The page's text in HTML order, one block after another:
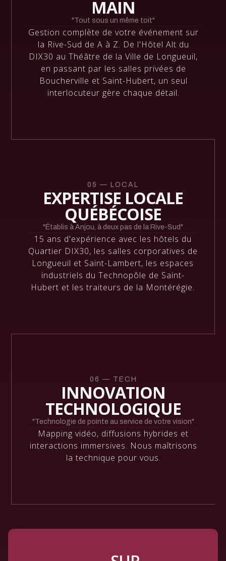
MAIN
"Tout sous un même toit"
Gestion complète de votre événement sur
la Rive-Sud de A à Z. De l'Hôtel Alt du
DIX30 au Théâtre de la Ville de Longueuil,
en passant par les salles privées de
Boucherville et Saint-Hubert, un seul
interlocuteur gère chaque détail.
05 — LOCAL
EXPERTISE LOCALE
QUÉBÉCOISE
"Établis à Anjou, à deux pas de la Rive-Sud"
15 ans d'expérience avec les hôtels du
Quartier DIX30, les salles corporatives de
Longueuil et Saint-Lambert, les espaces
industriels du Technopôle de Saint-
Hubert et les traiteurs de la Montérégie.
06 — TECH
INNOVATION
TECHNOLOGIQUE
"Technologie de pointe au service de votre vision"
Mapping vidéo, diffusions hybrides et
interactions immersives. Nous maîtrisons
la technique pour vous.